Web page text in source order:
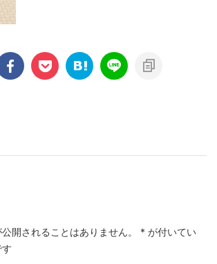
開されることはありません。 * が付いてい